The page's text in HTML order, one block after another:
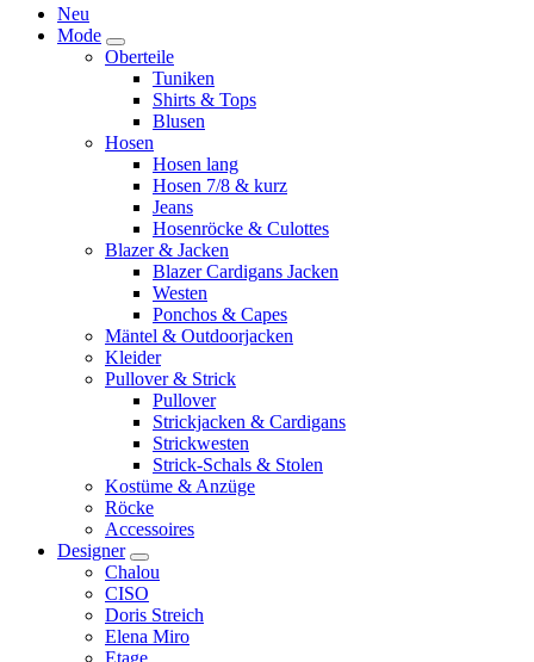
Neu
Mode
Oberteile
Tuniken
Shirts & Tops
Blusen
Hosen
Hosen lang
Hosen 7/8 & kurz
Jeans
Hosenröcke & Culottes
Blazer & Jacken
Blazer Cardigans Jacken
Westen
Ponchos & Capes
Mäntel & Outdoorjacken
Kleider
Pullover & Strick
Pullover
Strickjacken & Cardigans
Strickwesten
Strick-Schals & Stolen
Kostüme & Anzüge
Röcke
Accessoires
Designer
Chalou
CISO
Doris Streich
Elena Miro
Etage